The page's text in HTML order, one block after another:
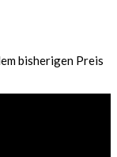
bisherigen Preis